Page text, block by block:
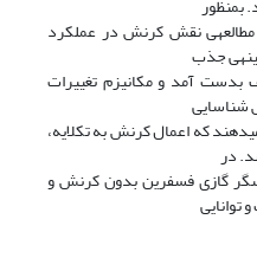
نقش کرنش در عملکرد
جذب
بدست آمد و مکانیزم تغییرات
شناسایی
که اعمال کرنش به تکلایه،
در
گازی فسفرین بدون کرنش و